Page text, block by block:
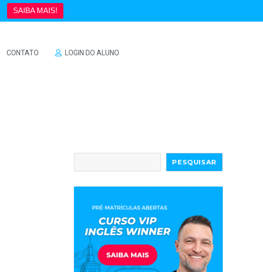
SAIBA MAIS!
CONTATO LOGIN DO ALUNO
PESQUISAR